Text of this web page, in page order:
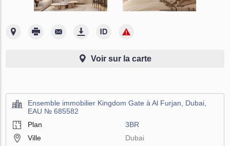
Voir sur la carte
Ensemble immobilier Kingdom Gate à Al Furjan, Dubai,
EAU № 685582
Plan
3BR
Ville
Dubai